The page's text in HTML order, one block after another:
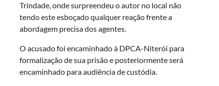
Trindade, onde surpreendeu o autor no local não
tendo este esboçado qualquer reação frente a
abordagem precisa dos agentes.
O acusado foi encaminhado à DPCA-Niterói para
formalização de sua prisão e posteriormente será
encaminhado para audiência de custódia.